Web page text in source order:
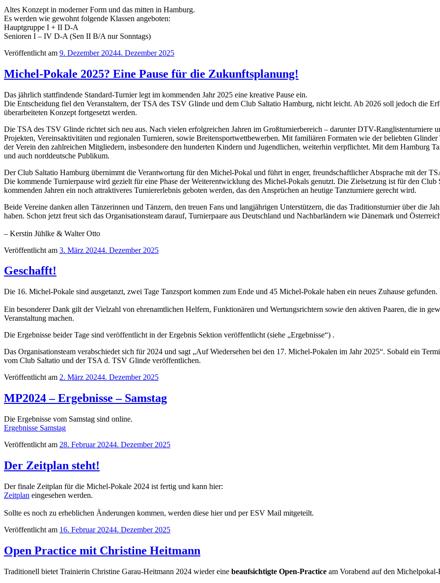
Altes Konzept in moderner Form und das mitten in Hamburg.
Es werden wie gewohnt folgende Klassen angeboten:
Hauptgruppe I + II D-A
Senioren I – IV D-A (Sen II B/A nur Sonntags)
Veröffentlicht am 9. Dezember 20244. Dezember 2025
Michel-Pokale 2025? Eine Pause für die Zukunftsplanung!
Das jährlich stattfindende Standard-Turnier legt im kommenden Jahr 2025 eine kreative Pause ein.
Die Entscheidung fiel den Veranstaltern, der TSA des TSV Glinde und dem Club Saltatio Hamburg, nicht leicht. Ab 2026 soll jedoch die
überarbeiteten Konzept fortgesetzt werden.
Die TSA des TSV Glinde richtet sich neu aus. Nach vielen erfolgreichen Jahren im Großturnierbereich – darunter DTV-Ranglistenturniere
Projekten, Vereinsaktivitäten und regionalen Turnieren, sowie Breitensportwettbewerben. Mit familiären Formaten wie der beliebten
der Verein den zahlreichen Mitgliedern, insbesondere den hunderten Kindern und Jugendlichen, weiterhin verpflichtet. Mit dem Hamburg
und auch norddeutsche Publikum.
Der Club Saltatio Hamburg übernimmt die Verantwortung für den Michel-Pokal und führt in enger, freundschaftlicher Absprache mit der
Die kommende Turnierpause wird gezielt für eine Phase der Weiterentwicklung des Michel-Pokals genutzt. Die Zielsetzung ist für den
kommenden Jahren ein noch attraktiveres Turniererlebnis geboten werden, das den Ansprüchen an heutige Tanzturniere gerecht wird.
Beide Vereine danken allen Tänzerinnen und Tänzern, den treuen Fans und langjährigen Unterstützern, die das Traditionsturnier über die
haben. Schon jetzt freut sich das Organisationsteam darauf, Turnierpaare aus Deutschland und Nachbarländern wie Dänemark und
– Kerstin Jühlke & Walter Otto
Veröffentlicht am 3. März 20244. Dezember 2025
Geschafft!
Die 16. Michel-Pokale sind ausgetanzt, zwei Tage Tanzsport kommen zum Ende und 45 Michel-Pokale haben ein neues Zuhause
Ein besonderer Dank gilt der Vielzahl von ehrenamtlichen Helfern, Funktionären und Wertungsrichtern sowie den aktiven Paaren, die in
Veranstaltung machen.
Die Ergebnisse beider Tage sind veröffentlicht in der Ergebnis Sektion veröffentlicht (siehe „Ergebnisse“) .
Das Organisationsteam verabschiedet sich für 2024 und sagt „Auf Wiedersehen bei den 17. Michel-Pokalen im Jahr 2025“. Sobald ein
vom Club Saltatio und der TSA d. TSV Glinde veröffentlichen.
Veröffentlicht am 2. März 20244. Dezember 2025
MP2024 – Ergebnisse – Samstag
Die Ergebnisse vom Samstag sind online.
Ergebnisse Samstag
Veröffentlicht am 28. Februar 20244. Dezember 2025
Der Zeitplan steht!
Der finale Zeitplan für die Michel-Pokale 2024 ist fertig und kann hier:
Zeitplan eingesehen werden.
Sollte es noch zu erheblichen Änderungen kommen, werden diese hier und per ESV Mail mitgeteilt.
Veröffentlicht am 16. Februar 20244. Dezember 2025
Open Practice mit Christine Heitmann
Traditionell bietet Trainierin Christine Garau-Heitmann 2024 wieder eine beaufsichtigte Open-Practice am Vorabend auf den Michelpokal-